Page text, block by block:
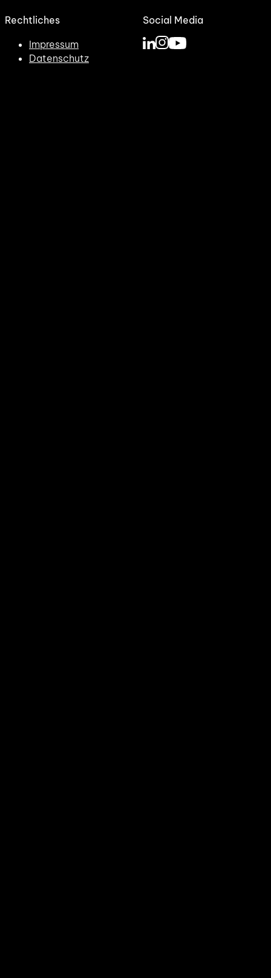
Adresse
Museum der Deutschen Binnenschifffahrt
Apostelstraße 84
47119 Duisburg